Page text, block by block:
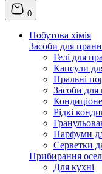
0
Побутова хімія
Засоби для
Гелі для
Капсули
Пральні
Засоби
Рідкі
Парфуми
Серветки
Прибирання
Для кухні